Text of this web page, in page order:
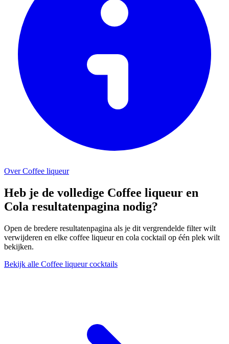
Over Coffee liqueur
Heb je de volledige Coffee liqueur en
Cola resultatenpagina nodig?
Open de bredere resultatenpagina als je dit vergrendelde filter wilt
verwijderen en elke coffee liqueur en cola cocktail op één plek wilt
bekijken.
Bekijk alle Coffee liqueur cocktails